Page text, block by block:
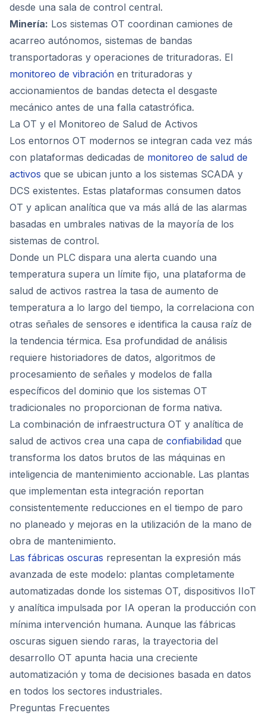
desde una sala de control central.
Minería: Los sistemas OT coordinan camiones de
acarreo autónomos, sistemas de bandas
transportadoras y operaciones de trituradoras. El
monitoreo de vibración en trituradoras y
accionamientos de bandas detecta el desgaste
mecánico antes de una falla catastrófica.
La OT y el Monitoreo de Salud de Activos
Los entornos OT modernos se integran cada vez más
con plataformas dedicadas de monitoreo de salud de
activos que se ubican junto a los sistemas SCADA y
DCS existentes. Estas plataformas consumen datos
OT y aplican analítica que va más allá de las alarmas
basadas en umbrales nativas de la mayoría de los
sistemas de control.
Donde un PLC dispara una alerta cuando una
temperatura supera un límite fijo, una plataforma de
salud de activos rastrea la tasa de aumento de
temperatura a lo largo del tiempo, la correlaciona con
otras señales de sensores e identifica la causa raíz de
la tendencia térmica. Esa profundidad de análisis
requiere historiadores de datos, algoritmos de
procesamiento de señales y modelos de falla
específicos del dominio que los sistemas OT
tradicionales no proporcionan de forma nativa.
La combinación de infraestructura OT y analítica de
salud de activos crea una capa de confiabilidad que
transforma los datos brutos de las máquinas en
inteligencia de mantenimiento accionable. Las plantas
que implementan esta integración reportan
consistentemente reducciones en el tiempo de paro
no planeado y mejoras en la utilización de la mano de
obra de mantenimiento.
Las fábricas oscuras representan la expresión más
avanzada de este modelo: plantas completamente
automatizadas donde los sistemas OT, dispositivos IIoT
y analítica impulsada por IA operan la producción con
mínima intervención humana. Aunque las fábricas
oscuras siguen siendo raras, la trayectoria del
desarrollo OT apunta hacia una creciente
automatización y toma de decisiones basada en datos
en todos los sectores industriales.
Preguntas Frecuentes